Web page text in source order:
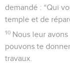
demandé : “Qui
temple et de
10 Nous leur
pouvons te
travaux.